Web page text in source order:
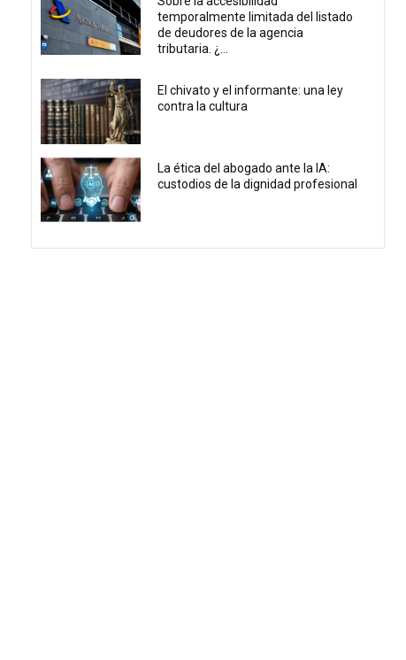
temporalmente limitada del listado
de deudores de la agencia
tributaria. ¿...
El chivato y el informante: una ley
contra la cultura
La ética del abogado ante la IA:
custodios de la dignidad profesional